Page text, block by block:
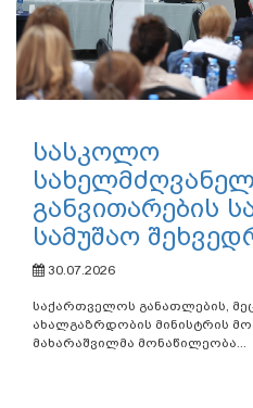
სასკოლო
განვითარების
სამუშაო
30.07.2026
საქართველოს განათლების,
ახალგაზრდობის მინისტრის
მახარაშვილმა მონაწილეობა...